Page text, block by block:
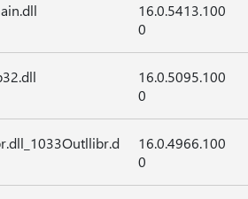
16.0.5413.100
0
16.0.5095.100
0
16.0.4966.100
0